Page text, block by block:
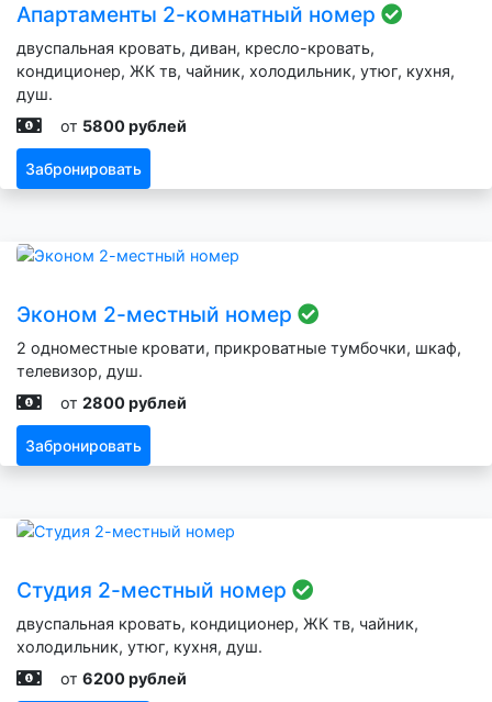
Апартаменты 2-комнатный номер
двуспальная кровать, диван, кресло-кровать,
кондиционер, ЖК тв, чайник, холодильник, утюг, кухня,
душ.
от 5800 рублей
Забронировать
Эконом 2-местный номер
2 одноместные кровати, прикроватные тумбочки, шкаф,
телевизор, душ.
от 2800 рублей
Забронировать
Студия 2-местный номер
двуспальная кровать, кондиционер, ЖК тв, чайник,
холодильник, утюг, кухня, душ.
от 6200 рублей